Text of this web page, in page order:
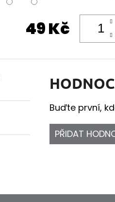
49 Kč
Buďte první,
PŘIDAT